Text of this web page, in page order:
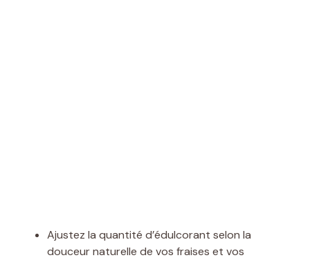
Ajustez la quantité d’édulcorant selon la
douceur naturelle de vos fraises et vos